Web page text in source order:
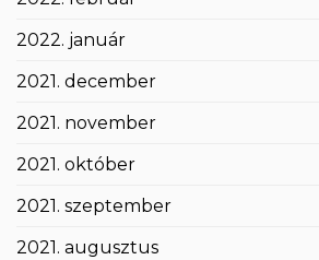
2022. január
2021. december
2021. november
2021. október
2021. szeptember
2021. augusztus